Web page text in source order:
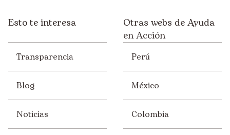
Esto te interesa
Transparencia
Blog
Noticias
Otras webs de Ayuda
en Acción
Perú
México
Colombia